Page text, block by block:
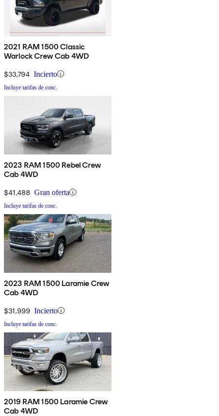
2021 RAM 1500 Classic
Warlock Crew Cab 4WD
$33,794 Incierto
Incluye tarifas de conc.
2023 RAM 1500 Rebel Crew
Cab 4WD
$41,488 Gran oferta
Incluye tarifas de conc.
2023 RAM 1500 Laramie Crew
Cab 4WD
$31,999 Incierto
Incluye tarifas de conc.
2019 RAM 1500 Laramie Crew
Cab 4WD